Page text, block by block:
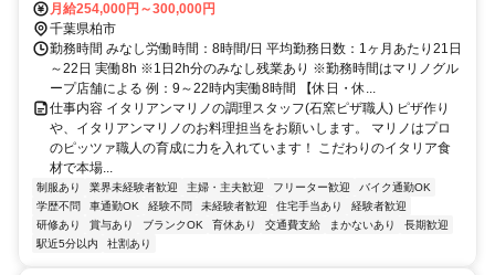
ライン〕 柏西口徒歩約1分 ｢柏駅」スグ ※車通勤可（店舗による）
【受動喫煙防止措置】敷地内禁煙 （喫煙所/勤務地により異なる）
月給254,000円～300,000円
千葉県柏市
勤務時間 みなし労働時間：8時間/日 平均勤務日数：1ヶ月あたり21日
～22日 実働8h ※1日2h分のみなし残業あり ※勤務時間はマリノグル
ープ店舗による 例：9～22時内実働8時間 【休日・休...
仕事内容 イタリアンマリノの調理スタッフ(石窯ピザ職人) ピザ作り
や、イタリアンマリノのお料理担当をお願いします。 マリノはプロ
のピッツァ職人の育成に力を入れています！ こだわりのイタリア食
材で本場...
制服あり 業界未経験者歓迎 主婦・主夫歓迎 フリーター歓迎
バイク通勤OK
学歴不問
車通勤OK 経験不問 未経験者歓迎 住宅手当あり
経験者歓迎
研修あり
賞与あり ブランクOK 育休あり 交通費支給 まかないあり
長期歓迎
駅近5分以内
社割あり